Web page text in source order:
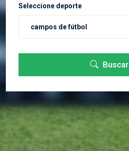
Seleccione deporte
Buscar